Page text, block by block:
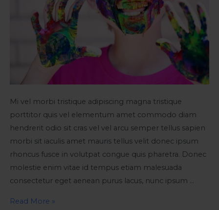
Mi vel morbi tristique adipiscing magna tristique
porttitor quis vel elementum amet commodo diam
hendrerit odio sit cras vel vel arcu semper tellus sapien
morbi sit iaculis amet mauris tellus velit donec ipsum
rhoncus fusce in volutpat congue quis pharetra. Donec
molestie enim vitae id tempus etiam malesuada
consectetur eget aenean purus lacus, nunc ipsum …
Read More »